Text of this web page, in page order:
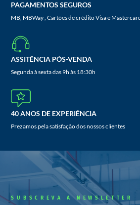
PAGAMENTOS SEGUROS
MB, MBWay , Cartões de crédito Visa e
ASSITÊNCIA PÓS-VENDA
Segunda à sexta das 9h às 18:30h
40 ANOS DE EXPERIÊNCIA
Prezamos pela satisfação dos nossos clientes
SUBSCREVA A NEWSLETTER